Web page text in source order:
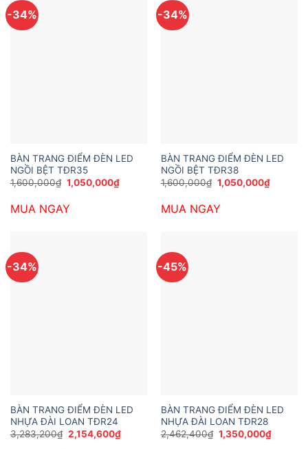
-34%
BÀN TRANG ĐIỂM ĐÈN LED
NGỒI BỆT TĐR35
1,600,000₫ Giá
gốc
1,600,000₫.
1,050,000₫Giá
hiện
MUA NGAY
-34%
BÀN TRANG ĐIỂM ĐÈN LED
NGỒI BỆT TĐR38
1,600,000₫ Giá
gốc
1,600,000₫.
1,050,000₫Giá
hiện
MUA NGAY
-34%
BÀN TRANG ĐIỂM ĐÈN LED
NHỰA ĐÀI LOAN TĐR24
3,283,200₫ Giá
gốc
2,154,600₫Giá
hiện
-45%
BÀN TRANG ĐIỂM ĐÈN LED
NHỰA ĐÀI LOAN TĐR28
2,462,400₫ Giá
gốc
1,350,000₫Giá
hiện